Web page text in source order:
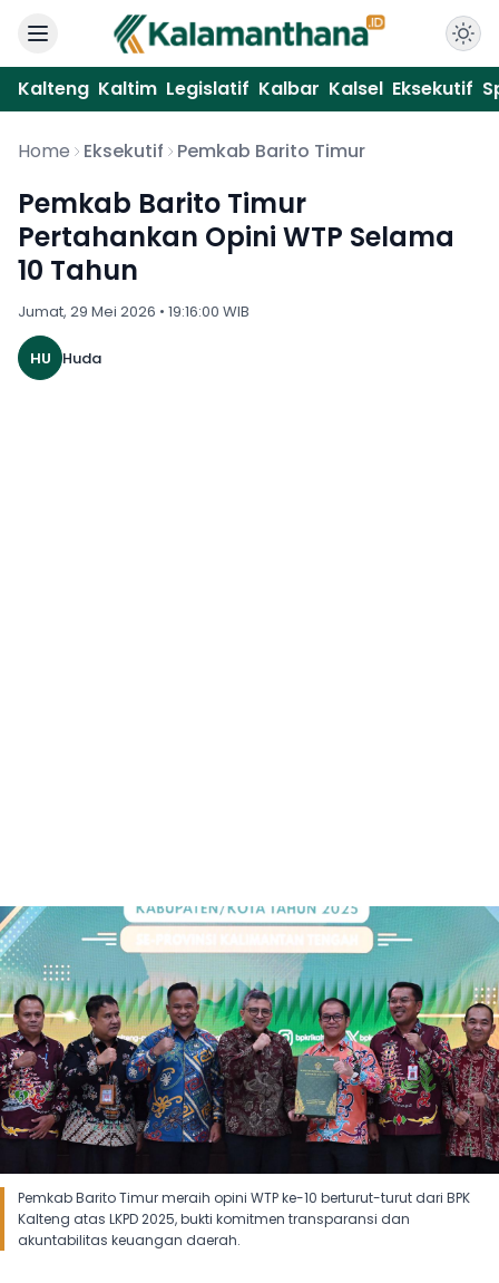
Kalteng Kaltim Legislatif Kalbar Kalsel Eksekutif
Home Eksekutif Pemkab Barito Timur
Pemkab Barito Timur
Pertahankan Opini WTP Selama
10 Tahun
Jumat, 29 Mei 2026 • 19:16:00 WIB
HU Huda
Pemkab Barito Timur meraih opini WTP ke-10 berturut-turut dari BPK
Kalteng atas LKPD 2025, bukti komitmen transparansi dan
akuntabilitas keuangan daerah.